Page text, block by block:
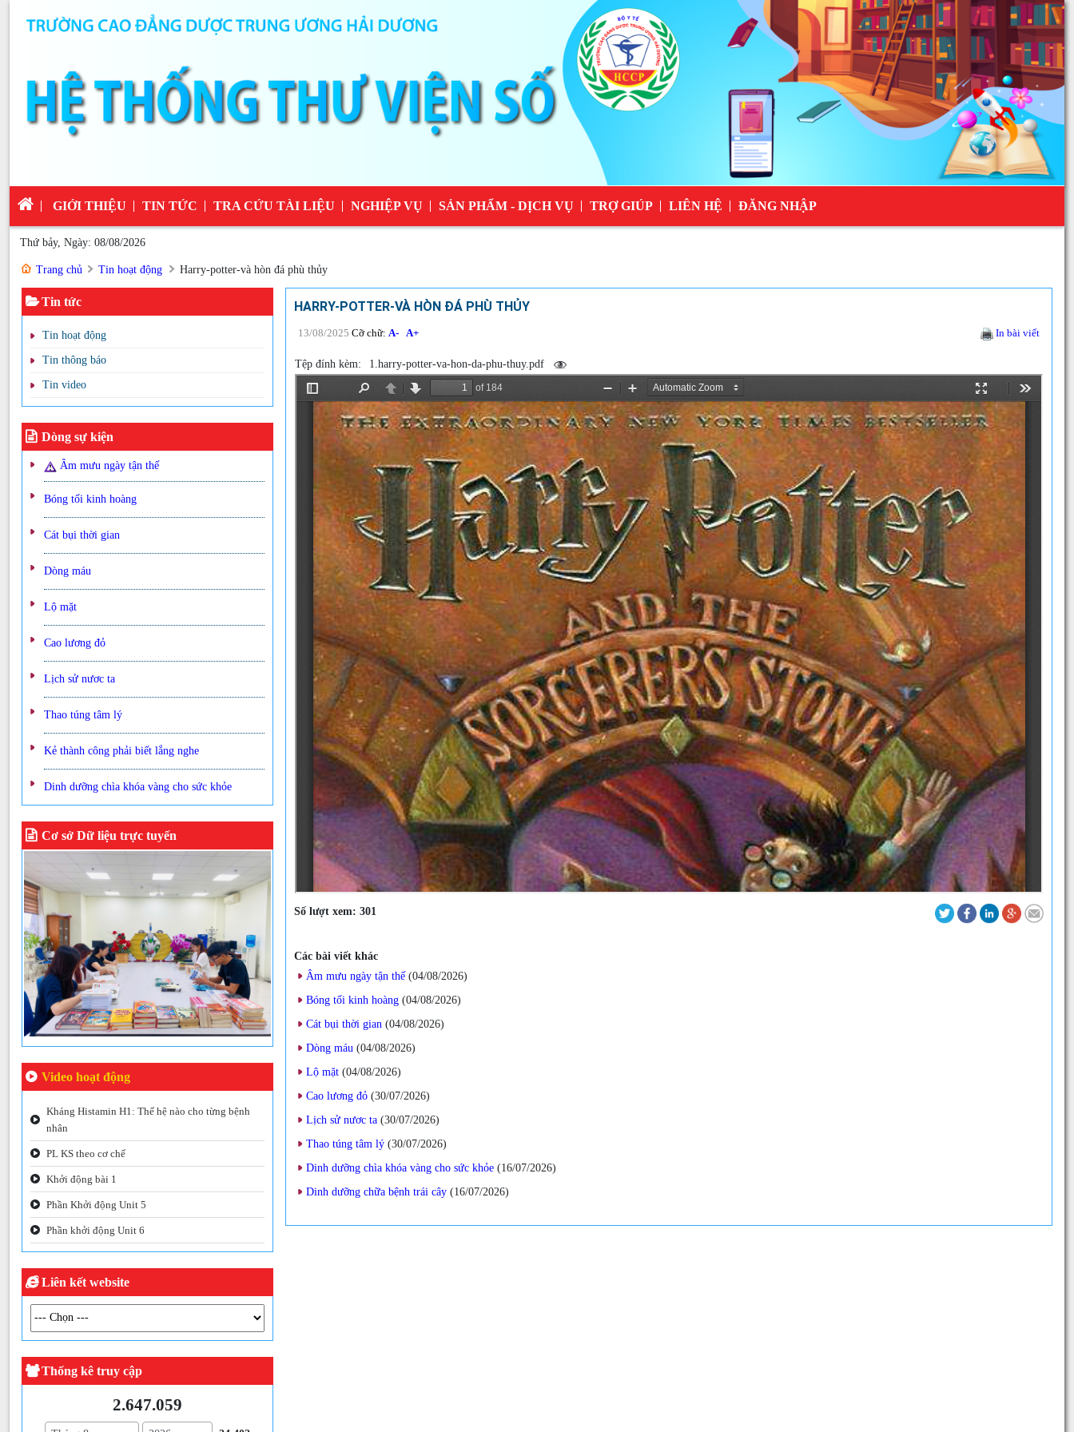
GIỚI THIỆU TIN TỨC TRA CỨU TÀI LIỆU NGHIỆP VỤ SẢN PHẨM - DỊCH VỤ TRỢ GIÚP LIÊN HỆ ĐĂNG NHẬP
Thứ bảy, Ngày: 08/08/2026
Trang chủ Tin hoạt động Harry-potter-và hòn đá phù thủy
Tin tức
Tin hoạt động
Tin thông báo
Tin video
Dòng sự kiện
Âm mưu ngày tận thế
Bóng tối kinh hoàng
Cát bụi thời gian
Dòng máu
Lộ mặt
Cao lương đỏ
Lịch sử nươc ta
Thao túng tâm lý
Kẻ thành công phải biết lắng nghe
Dinh dưỡng chìa khóa vàng cho sức khỏe
Cơ sở Dữ liệu trực tuyến
Video hoạt động
Kháng Histamin H1: Thế hệ nào cho từng bệnh
nhân
PL KS theo cơ chế
Khởi động bài 1
Phần Khởi động Unit 5
Phần khởi động Unit 6
Liên kết website
Thống kê truy cập
2.647.059
HARRY-POTTER-VÀ HÒN ĐÁ PHÙ THỦY
13/08/2025 Cỡ chữ: A- A+ In bài viết
Tệp đính kèm: 1.harry-potter-va-hon-da-phu-thuy.pdf
Số lượt xem: 301
Các bài viết khác
Âm mưu ngày tận thế (04/08/2026)
Bóng tối kinh hoàng (04/08/2026)
Cát bụi thời gian (04/08/2026)
Dòng máu (04/08/2026)
Lộ mặt (04/08/2026)
Cao lương đỏ (30/07/2026)
Lịch sử nươc ta (30/07/2026)
Thao túng tâm lý (30/07/2026)
Dinh dưỡng chìa khóa vàng cho sức khỏe (16/07/2026)
Dinh dưỡng chữa bệnh trái cây (16/07/2026)